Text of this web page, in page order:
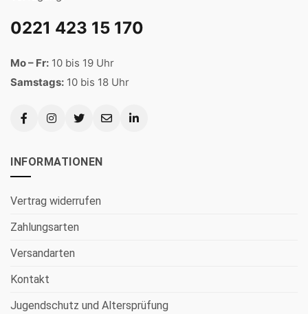
0221 423 15 170
Mo – Fr: 10 bis 19 Uhr
Samstags: 10 bis 18 Uhr
INFORMATIONEN
Vertrag widerrufen
Zahlungsarten
Versandarten
Kontakt
Jugendschutz und Altersprüfung